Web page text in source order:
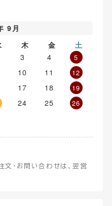
9月
木 金 土
3 4
5
10 11
12
17 18
19
24 25
26
・お問い合わせは、翌営